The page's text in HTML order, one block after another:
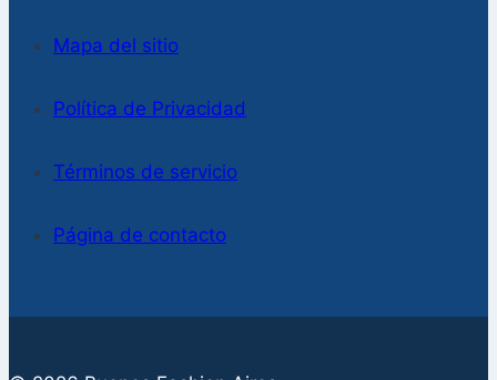
Mapa del sitio
Política de Privacidad
Términos de servicio
Página de contacto